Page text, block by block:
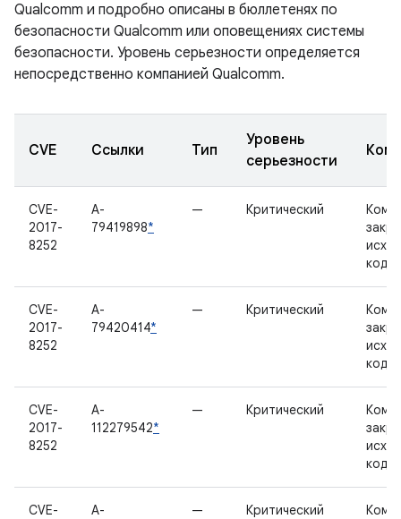
Qualcomm и подробно описаны в бюллетенях по
безопасности Qualcomm или оповещениях системы
безопасности. Уровень серьезности определяется
непосредственно компанией Qualcomm.
CVE Ссылки Тип
Уровень
серьезности
CVE-
2017-
8252
A-
79419898*
— Критический
CVE-
2017-
8252
A-
79420414*
— Критический
CVE-
2017-
8252
A-
112279542*
— Критический
CVE-
A-
— Критический